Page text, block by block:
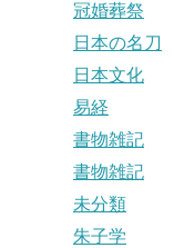
冠婚葬祭
日本の名刀
日本文化
易経
書物雑記
書物雑記
未分類
朱子学